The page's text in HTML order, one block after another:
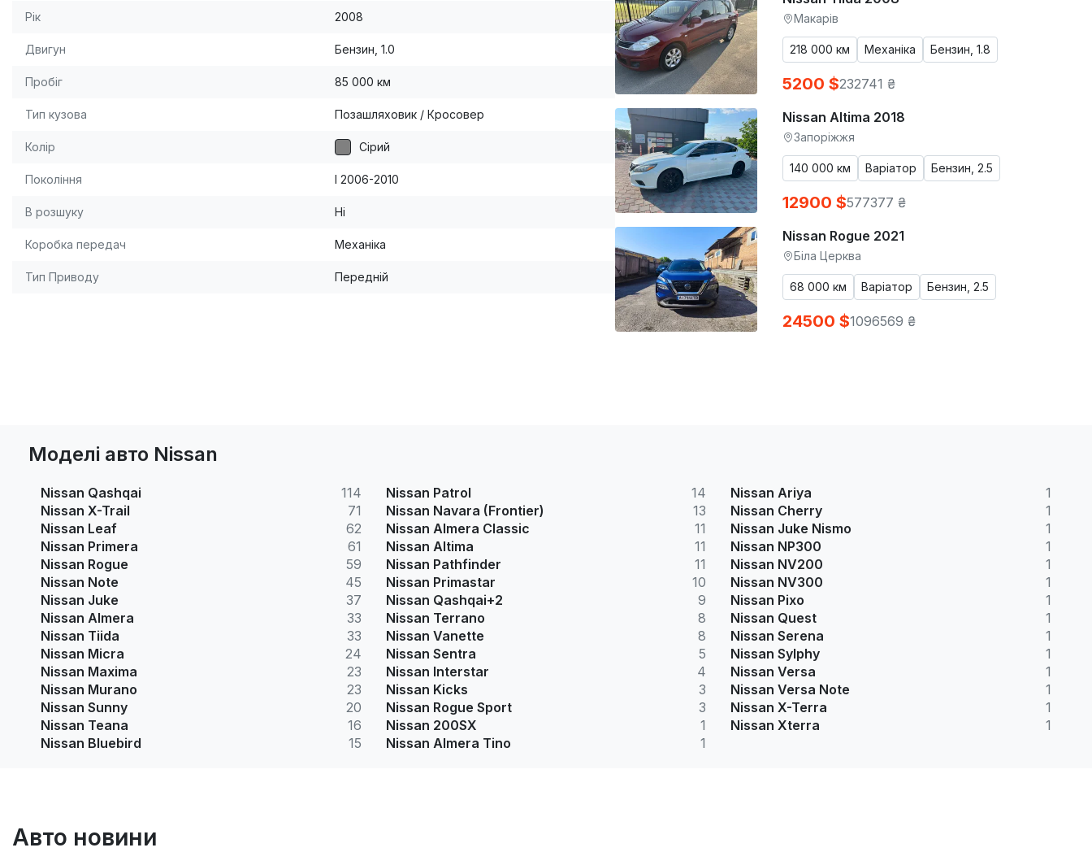
Рік 2008
Двигун Бензин, 1.0
Пробіг 85 000 км
Тип кузова Позашляховик / Кросовер
Колір Сірий
Покоління I 2006-2010
В розшуку Ні
Коробка передач Механіка
Тип Приводу Передній
Макарів
218 000 км Механіка Бензин, 1.8
5200 $232741 ₴
Nissan Altima 2018
Запоріжжя
140 000 км Варіатор Бензин, 2.5
12900 $577377 ₴
Nissan Rogue 2021
Біла Церква
68 000 км Варіатор Бензин, 2.5
24500 $1096569 ₴
Моделі авто Nissan
Nissan Qashqai
114
Nissan X-Trail
71
Nissan Leaf
62
Nissan Primera
61
Nissan Rogue
59
Nissan Note
45
Nissan Juke
37
Nissan Almera
33
Nissan Tiida
33
Nissan Micra
24
Nissan Maxima
23
Nissan Murano
23
Nissan Sunny
20
Nissan Teana
16
Nissan Bluebird
15
Nissan Patrol
14
Nissan Navara (Frontier)
13
Nissan Almera Classic
11
Nissan Altima
11
Nissan Pathfinder
11
Nissan Primastar
10
Nissan Qashqai+2
9
Nissan Terrano
8
Nissan Vanette
8
Nissan Sentra
5
Nissan Interstar
4
Nissan Kicks
3
Nissan Rogue Sport
3
Nissan 200SX
1
Nissan Almera Tino
1
Nissan Ariya
1
Nissan Cherry
1
Nissan Juke Nismo
1
Nissan NP300
1
Nissan NV200
1
Nissan NV300
1
Nissan Pixo
1
Nissan Quest
1
Nissan Serena
1
Nissan Sylphy
1
Nissan Versa
1
Nissan Versa Note
1
Nissan X-Terra
1
Nissan Xterra
1
Авто новини